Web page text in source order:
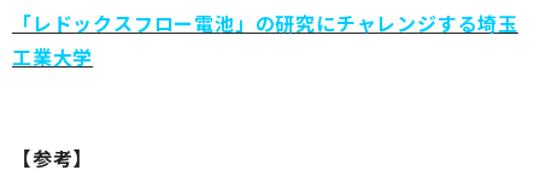
「レドックスフロー電池」の研究にチャレンジする埼玉
工業大学
【参考】